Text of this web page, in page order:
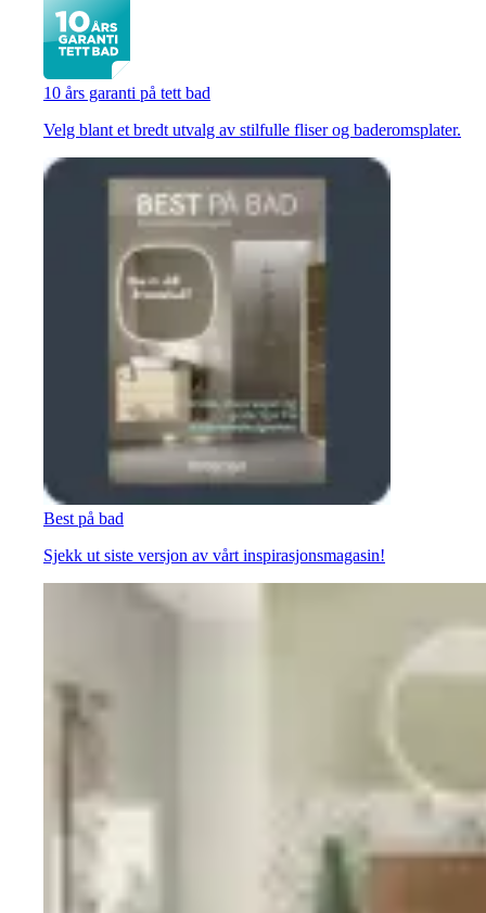
10 års garanti på tett bad
Velg blant et bredt utvalg av stilfulle fliser og baderomsplater.
Best på bad
Sjekk ut siste versjon av vårt inspirasjonsmagasin!